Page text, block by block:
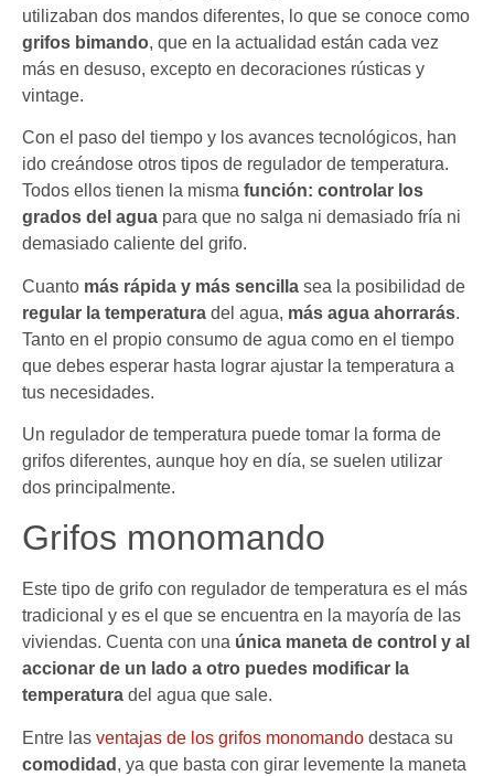
utilizaban dos mandos diferentes, lo que se conoce como
grifos bimando, que en la actualidad están cada vez
más en desuso, excepto en decoraciones rústicas y
vintage.
Con el paso del tiempo y los avances tecnológicos, han
ido creándose otros tipos de regulador de temperatura.
Todos ellos tienen la misma función: controlar los
grados del agua para que no salga ni demasiado fría ni
demasiado caliente del grifo.
Cuanto más rápida y más sencilla sea la posibilidad de
regular la temperatura del agua, más agua ahorrarás.
Tanto en el propio consumo de agua como en el tiempo
que debes esperar hasta lograr ajustar la temperatura a
tus necesidades.
Un regulador de temperatura puede tomar la forma de
grifos diferentes, aunque hoy en día, se suelen utilizar
dos principalmente.
Grifos monomando
Este tipo de grifo con regulador de temperatura es el más
tradicional y es el que se encuentra en la mayoría de las
viviendas. Cuenta con una única maneta de control y al
accionar de un lado a otro puedes modificar la
temperatura del agua que sale.
Entre las ventajas de los grifos monomando destaca su
comodidad , ya que basta con girar levemente la maneta